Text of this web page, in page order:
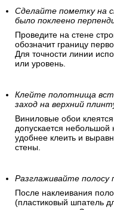
Сделайте пометку на
было поклеено
Проведите на стене
обозначит границу
Для точности линии
или уровень.
Клейте полотнища
заход на верхний
Виниловые обои
допускается небольшой
удобнее клеить и
стены.
Разглаживайте полосу
После наклеивания
(пластиковый шпатель